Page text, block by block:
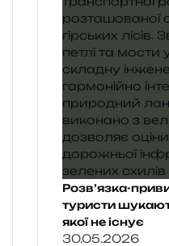
Розв’язка-
туристи
якої не існує
30.05.2026